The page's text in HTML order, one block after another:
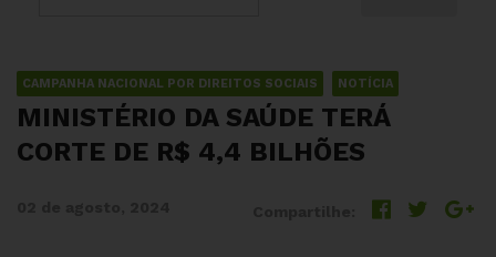
CAMPANHA NACIONAL POR DIREITOS SOCIAIS NOTÍCIA
MINISTÉRIO DA SAÚDE TERÁ
CORTE DE R$ 4,4 BILHÕES